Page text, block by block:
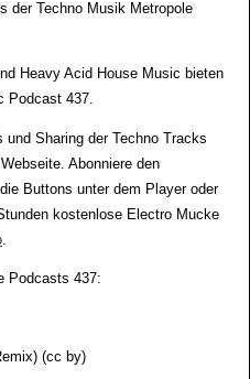
der Techno Musik Metropole
Heavy Acid House Music bieten
Podcast 437.
Sharing der Techno Tracks
Abonniere den
Buttons unter dem Player oder
kostenlose Electro Mucke
.
Podcasts 437:
(cc by)